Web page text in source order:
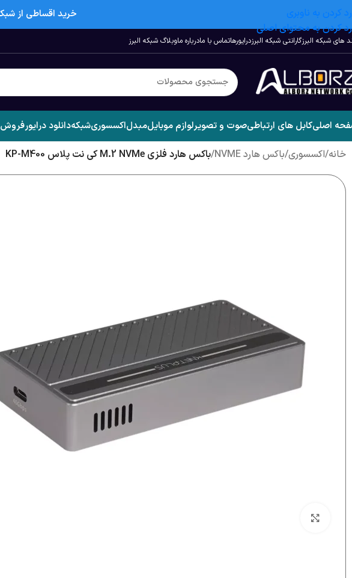
خرید اقساطی از
رد کردن به ناوبری
رد کردن به محتوای اصلی
های شبکه البرزگارانتی شبکه البرزدرایورهاتماس با مادرباره ماوبلاگ شبکه البرز
اصلیکابل های ارتباطیصوت و تصویرلوازم موبایلمبدلاکسسوریشبکهدانلود درایورفروش
خانه/اکسسوری/باکس هارد NVME /باکس هارد فلزی M.2 NVMe کی نت پلاس KP-M400